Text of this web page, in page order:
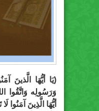
(يَا أيُّهَا الَّذينَ
وَرَسُولِه وَاتَّقُوا
أيُّهَا الَّذِينَ